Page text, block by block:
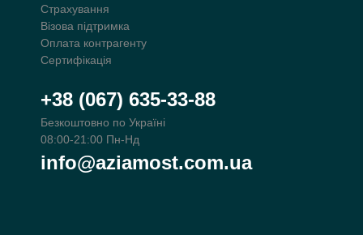
Страхування
Візова підтримка
Оплата контрагенту
Сертифікація
+38 (067) 635-33-88
Безкоштовно по Україні
08:00-21:00 Пн-Нд
info@aziamost.com.ua